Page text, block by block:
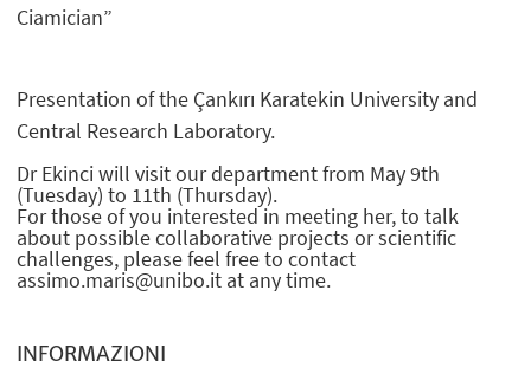
Ciamician”
Presentation of the Çankırı Karatekin University and
Central Research Laboratory.
Dr Ekinci will visit our department from May 9th
(Tuesday) to 11th (Thursday).
For those of you interested in meeting her, to talk
about possible collaborative projects or scientific
challenges, please feel free to contact
assimo.maris@unibo.it at any time.
INFORMAZIONI